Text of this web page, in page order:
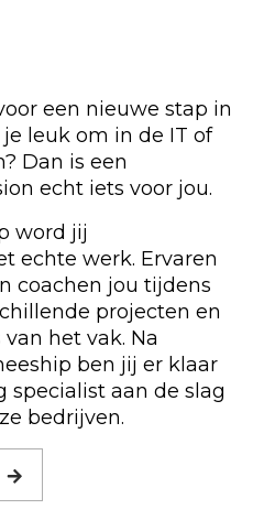
een nieuwe stap in
leuk om in de IT of
Dan is een
echt iets voor jou.
word jij
echte werk. Ervaren
coachen jou tijdens
projecten en
het vak. Na
ben jij er klaar
specialist aan de slag
bedrijven.